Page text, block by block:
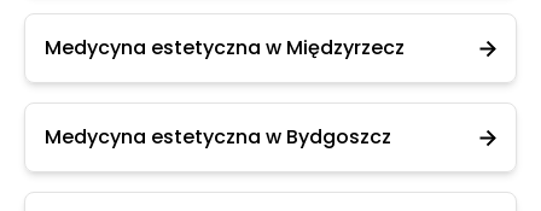
Medycyna estetyczna w Międzyrzecz
Medycyna estetyczna w Bydgoszcz